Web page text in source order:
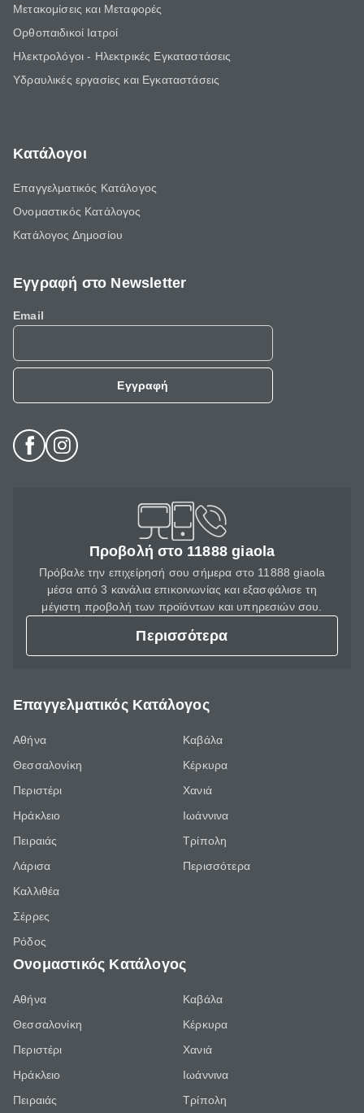
Μετακομίσεις και Μεταφορές
Ορθοπαιδικοί Ιατροί
Ηλεκτρολόγοι - Ηλεκτρικές Εγκαταστάσεις
Υδραυλικές εργασίες και Εγκαταστάσεις
Κατάλογοι
Επαγγελματικός Κατάλογος
Ονομαστικός Κατάλογος
Κατάλογος Δημοσίου
Εγγραφή στο Newsletter
Email
Εγγραφή
Προβολή στο 11888 giaola
Πρόβαλε την επιχείρησή σου σήμερα στο 11888 giaola
μέσα από 3 κανάλια επικοινωνίας και εξασφάλισε τη
μέγιστη προβολή των προϊόντων και υπηρεσιών σου.
Περισσότερα
Επαγγελματικός Κατάλογος
Αθήνα
Θεσσαλονίκη
Περιστέρι
Ηράκλειο
Πειραιάς
Λάρισα
Καλλιθέα
Σέρρες
Ρόδος
Καβάλα
Κέρκυρα
Χανιά
Ιωάννινα
Τρίπολη
Περισσότερα
Ονομαστικός Κατάλογος
Αθήνα
Θεσσαλονίκη
Περιστέρι
Ηράκλειο
Πειραιάς
Καβάλα
Κέρκυρα
Χανιά
Ιωάννινα
Τρίπολη